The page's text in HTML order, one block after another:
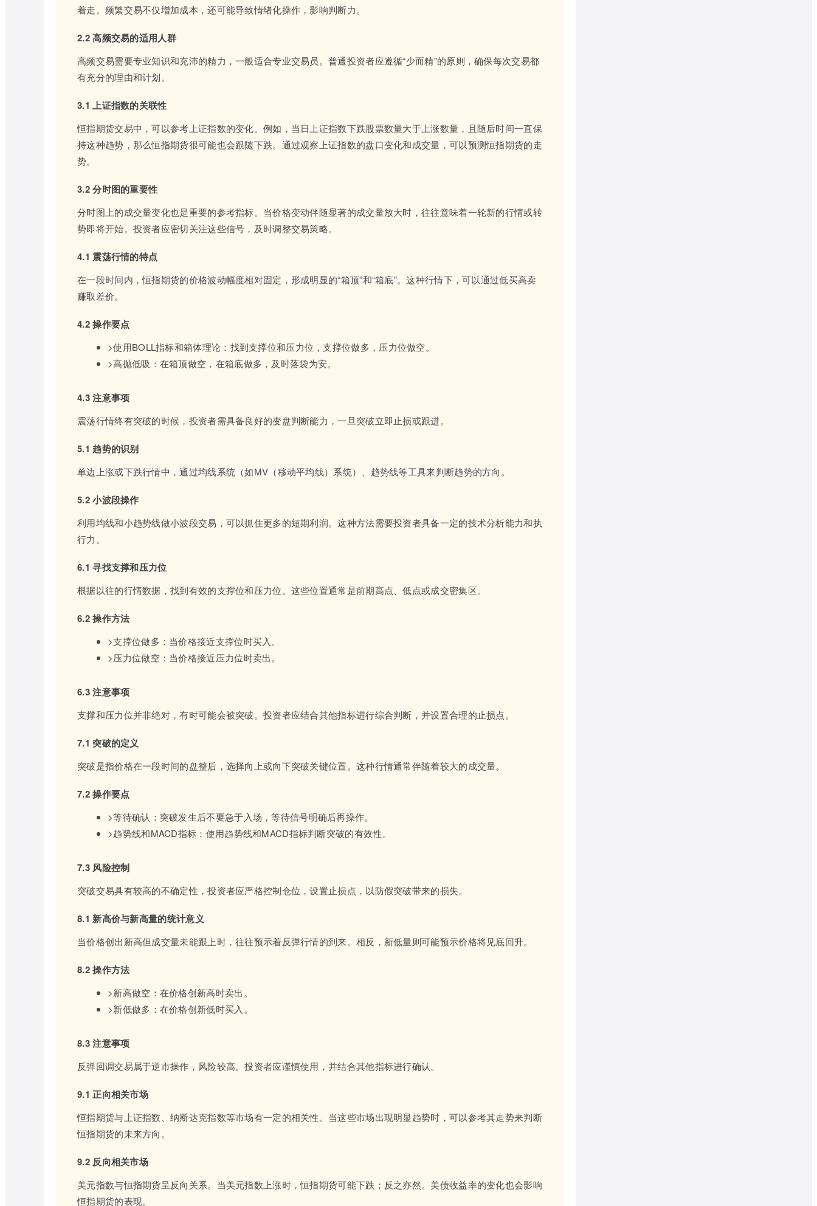
着走。频繁交易不仅增加成本，还可能导致情绪化操作，影响判断力。
2.2 高频交易的适用人群
高频交易需要专业知识和充沛的精力，一般适合专业交易员。普通投资者应遵循“少而精”的原则，确保每次交易都
有充分的理由和计划。
3.1 上证指数的关联性
恒指期货交易中，可以参考上证指数的变化。例如，当日上证指数下跌股票数量大于上涨数量，且随后时间一直保
持这种趋势，那么恒指期货很可能也会跟随下跌。通过观察上证指数的盘口变化和成交量，可以预测恒指期货的走
势。
3.2 分时图的重要性
分时图上的成交量变化也是重要的参考指标。当价格变动伴随显著的成交量放大时，往往意味着一轮新的行情或转
势即将开始。投资者应密切关注这些信号，及时调整交易策略。
4.1 震荡行情的特点
在一段时间内，恒指期货的价格波动幅度相对固定，形成明显的“箱顶”和“箱底”。这种行情下，可以通过低买高卖
赚取差价。
4.2 操作要点
>使用BOLL指标和箱体理论：找到支撑位和压力位，支撑位做多，压力位做空。
>高抛低吸：在箱顶做空，在箱底做多，及时落袋为安。
4.3 注意事项
震荡行情终有突破的时候，投资者需具备良好的变盘判断能力，一旦突破立即止损或跟进。
5.1 趋势的识别
单边上涨或下跌行情中，通过均线系统（如MV（移动平均线）系统）、趋势线等工具来判断趋势的方向。
5.2 小波段操作
利用均线和小趋势线做小波段交易，可以抓住更多的短期利润。这种方法需要投资者具备一定的技术分析能力和执
行力。
6.1 寻找支撑和压力位
根据以往的行情数据，找到有效的支撑位和压力位。这些位置通常是前期高点、低点或成交密集区。
6.2 操作方法
>支撑位做多：当价格接近支撑位时买入。
>压力位做空：当价格接近压力位时卖出。
6.3 注意事项
支撑和压力位并非绝对，有时可能会被突破。投资者应结合其他指标进行综合判断，并设置合理的止损点。
7.1 突破的定义
突破是指价格在一段时间的盘整后，选择向上或向下突破关键位置。这种行情通常伴随着较大的成交量。
7.2 操作要点
>等待确认：突破发生后不要急于入场，等待信号明确后再操作。
>趋势线和MACD指标：使用趋势线和MACD指标判断突破的有效性。
7.3 风险控制
突破交易具有较高的不确定性，投资者应严格控制仓位，设置止损点，以防假突破带来的损失。
8.1 新高价与新高量的统计意义
当价格创出新高但成交量未能跟上时，往往预示着反弹行情的到来。相反，新低量则可能预示价格将见底回升。
8.2 操作方法
>新高做空：在价格创新高时卖出。
>新低做多：在价格创新低时买入。
8.3 注意事项
反弹回调交易属于逆市操作，风险较高。投资者应谨慎使用，并结合其他指标进行确认。
9.1 正向相关市场
恒指期货与上证指数、纳斯达克指数等市场有一定的相关性。当这些市场出现明显趋势时，可以参考其走势来判断
恒指期货的未来方向。
9.2 反向相关市场
美元指数与恒指期货呈反向关系。当美元指数上涨时，恒指期货可能下跌；反之亦然。美债收益率的变化也会影响
恒指期货的表现。